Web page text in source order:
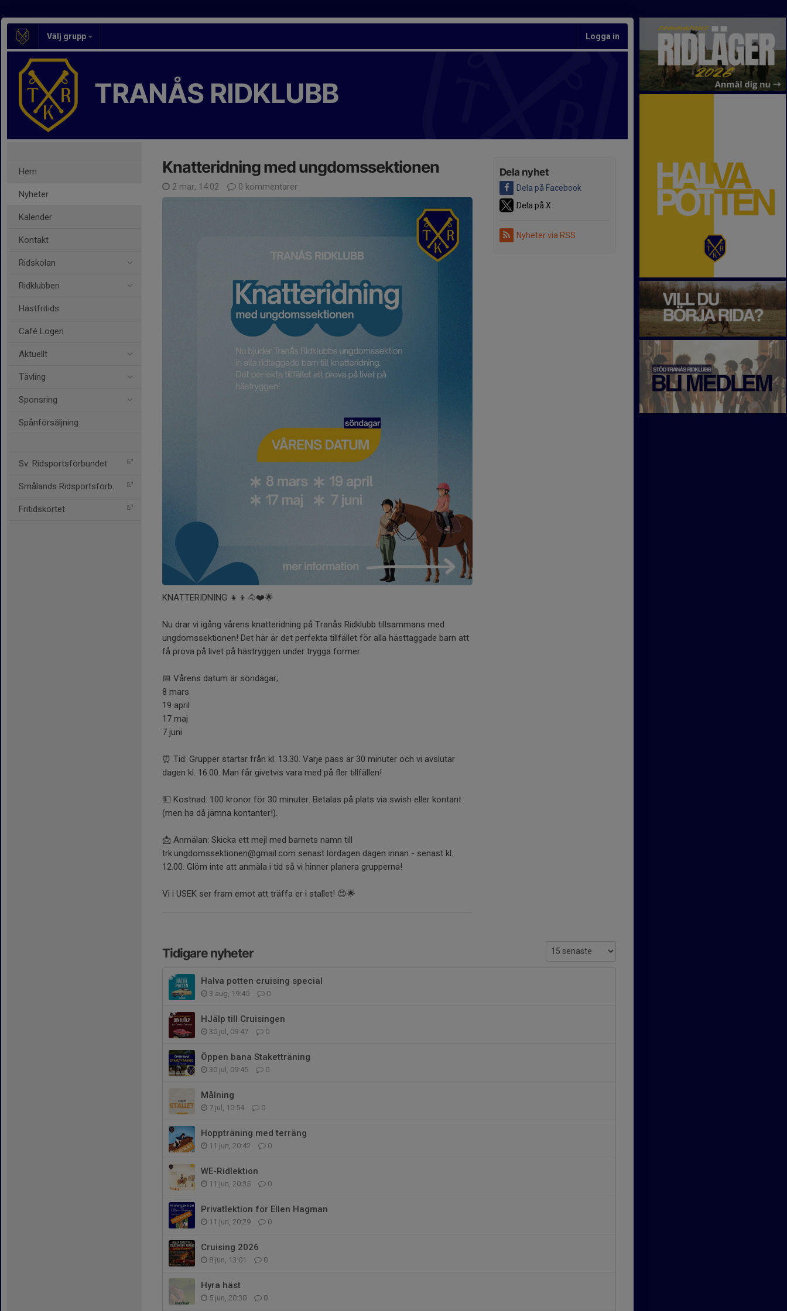
Välj grupp Logga in
TRANÅS RIDKLUBB
Hem
Nyheter
Kalender
Kontakt
Ridskolan
Ridklubben
Hästfritids
Café Logen
Aktuellt
Tävling
Sponsring
Spånförsäljning
Sv. Ridsportsförbundet
Smålands Ridsportsförb.
Fritidskortet
Dela nyhet
Dela på Facebook
Dela på X
Nyheter via RSS
Knatteridning med ungdomssektionen
2 mar, 14:02 0 kommentarer
KNATTERIDNING 👧👦🐴❤️🌟
Nu drar vi igång vårens knatteridning på Tranås Ridklubb tillsammans med
ungdomssektionen! Det här är det perfekta tillfället för alla hästtaggade barn att
få prova på livet på hästryggen under trygga former.
📅 Vårens datum är söndagar;
8 mars
19 april
17 maj
7 juni
⏰ Tid: Grupper startar från kl. 13.30. Varje pass är 30 minuter och vi avslutar
dagen kl. 16.00. Man får givetvis vara med på fler tillfällen!
💵 Kostnad: 100 kronor för 30 minuter. Betalas på plats via swish eller kontant
(men ha då jämna kontanter!).
📩 Anmälan: Skicka ett mejl med barnets namn till
trk.ungdomssektionen@gmail.com senast lördagen dagen innan - senast kl.
12.00. Glöm inte att anmäla i tid så vi hinner planera grupperna!
Vi i USEK ser fram emot att träffa er i stallet! 😍🌟
Tidigare nyheter
Halva potten cruising special
3 aug, 19:45 0
HJälp till Cruisingen
30 jul, 09:47 0
Öppen bana Staketträning
30 jul, 09:45 0
Målning
7 jul, 10:54 0
Hoppträning med terräng
11 jun, 20:42 0
WE-Ridlektion
11 jun, 20:35 0
Privatlektion för Ellen Hagman
11 jun, 20:29 0
Cruising 2026
8 jun, 13:01 0
Hyra häst
5 jun, 20:30 0